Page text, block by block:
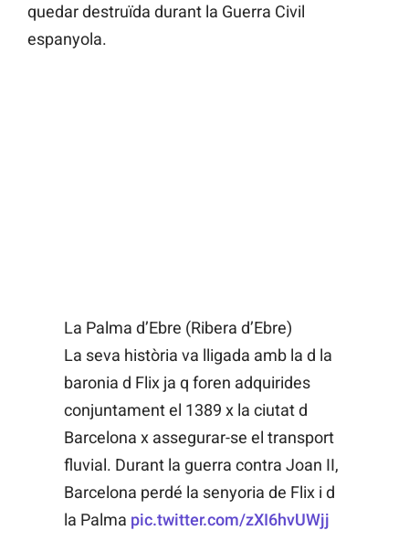
quedar destruïda durant la Guerra Civil
espanyola.
La Palma d’Ebre (Ribera d’Ebre)
La seva història va lligada amb la d la
baronia d Flix ja q foren adquirides
conjuntament el 1389 x la ciutat d
Barcelona x assegurar-se el transport
fluvial. Durant la guerra contra Joan II,
Barcelona perdé la senyoria de Flix i d
la Palma pic.twitter.com/zXI6hvUWjj